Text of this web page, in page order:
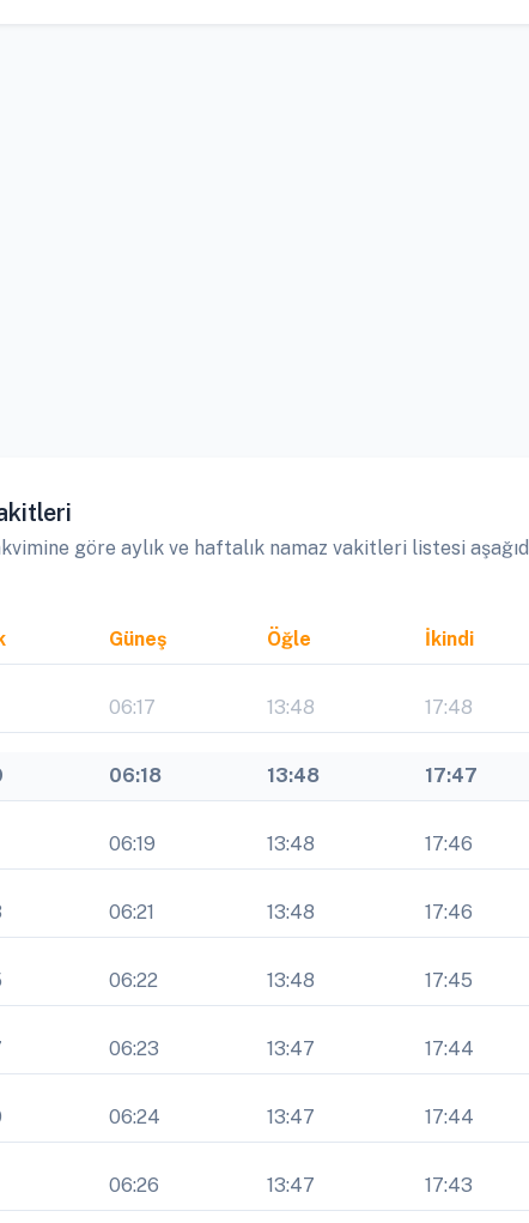
göre aylık ve haftalık namaz vakitleri listesi
Güneş Öğle İkindi
06:17 13:48 17:48
06:18 13:48 17:47
06:19 13:48 17:46
06:21 13:48 17:46
06:22 13:48 17:45
06:23 13:47 17:44
06:24 13:47 17:44
06:26 13:47 17:43